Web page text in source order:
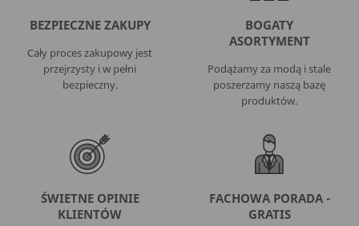
BEZPIECZNE ZAKUPY
Cały proces zakupowy jest
przejrzysty i w pełni
bezpieczny.
BOGATY
ASORTYMENT
Podążamy za modą i stale
poszerzamy naszą bazę
produktów.
ŚWIETNE OPINIE
KLIENTÓW
FACHOWA PORADA -
GRATIS